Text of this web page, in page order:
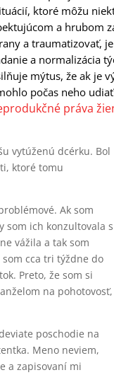
ktoré môžu
a hrubom
a traumatizovať,
a normalizácia
mýtus, že ak je
počas neho
práva
vytúženú dcérku. Bol
ktoré tomu
Ak som
som ich konzultovala s
vážila a tak som
cca tri týždne do
Preto, že som si
na pohotovosť,
poschodie na
Meno neviem,
a zapisovaní mi